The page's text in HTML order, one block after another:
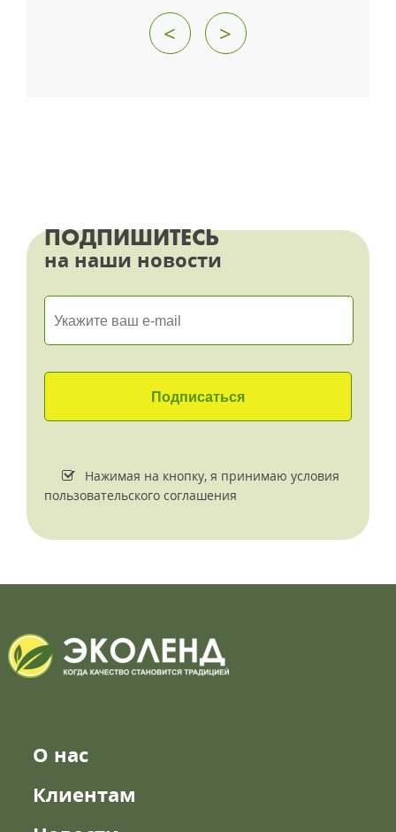
< >
ПОДПИШИТЕСЬ
на наши новости
Нажимая на кнопку, я принимаю условия
пользовательского соглашения
О нас
Клиентам